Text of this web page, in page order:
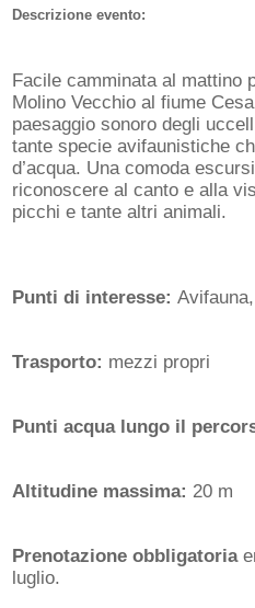
Descrizione evento:
Facile camminata al mattino
Molino Vecchio al fiume
paesaggio sonoro degli
tante specie avifaunistiche
d’acqua. Una comoda
riconoscere al canto e alla
picchi e tante altri animali.
Punti di interesse:
Trasporto: mezzi propri
Punti acqua lungo il
Altitudine massima: 20 m
Prenotazione obbligatoria
luglio.